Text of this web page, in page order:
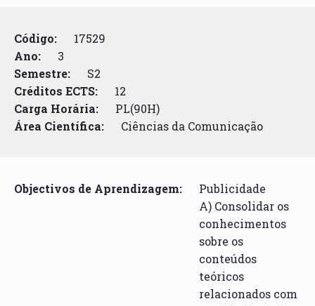
Código:
17529
Ano:
3
Semestre:
S2
Créditos ECTS:
12
Carga Horária:
PL(90H)
Área Científica:
Ciências da Comunicação
Objectivos de Aprendizagem:
Publicidade
A) Consolidar os
conhecimentos
sobre os
conteúdos
teóricos
relacionados com